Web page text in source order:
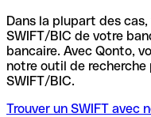
Dans la plupart des
SWIFT/BIC de votre
bancaire. Avec Qonto,
notre outil de
SWIFT/BIC.
Trouver un SWIFT avec